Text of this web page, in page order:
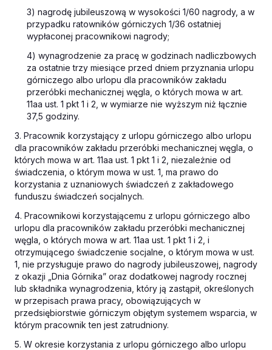
3) nagrodę jubileuszową w wysokości 1/60 nagrody, a w
przypadku ratowników górniczych 1/36 ostatniej
wypłaconej pracownikowi nagrody;
4) wynagrodzenie za pracę w godzinach nadliczbowych
za ostatnie trzy miesiące przed dniem przyznania urlopu
górniczego albo urlopu dla pracowników zakładu
przeróbki mechanicznej węgla, o których mowa w art.
11aa ust. 1 pkt 1 i 2, w wymiarze nie wyższym niż łącznie
37,5 godziny.
3. Pracownik korzystający z urlopu górniczego albo urlopu
dla pracowników zakładu przeróbki mechanicznej węgla, o
których mowa w art. 11aa ust. 1 pkt 1 i 2, niezależnie od
świadczenia, o którym mowa w ust. 1, ma prawo do
korzystania z uznaniowych świadczeń z zakładowego
funduszu świadczeń socjalnych.
4. Pracownikowi korzystającemu z urlopu górniczego albo
urlopu dla pracowników zakładu przeróbki mechanicznej
węgla, o których mowa w art. 11aa ust. 1 pkt 1 i 2, i
otrzymującego świadczenie socjalne, o którym mowa w ust.
1, nie przysługuje prawo do nagrody jubileuszowej, nagrody
z okazji „Dnia Górnika” oraz dodatkowej nagrody rocznej
lub składnika wynagrodzenia, który ją zastąpił, określonych
w przepisach prawa pracy, obowiązujących w
przedsiębiorstwie górniczym objętym systemem wsparcia, w
którym pracownik ten jest zatrudniony.
5. W okresie korzystania z urlopu górniczego albo urlopu